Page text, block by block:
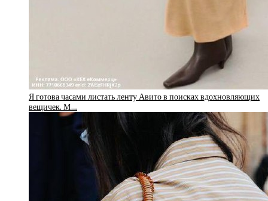
Я готова часами листать ленту Авито в поисках вдохновляющих
вещичек. М…